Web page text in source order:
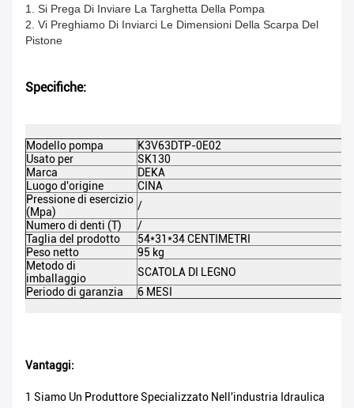
1. Si Prega Di Inviare La Targhetta Della Pompa
2. Vi Preghiamo Di Inviarci Le Dimensioni Della Scarpa Del
Pistone
Specifiche:
Modello pompa
K3V63DTP-0E02
Usato per
SK130
Marca
DEKA
Luogo d'origine
CINA
Pressione di esercizio
(Mpa)
/
Numero di denti (T)
/
Taglia del prodotto
54*31*34 CENTIMETRI
Peso netto
95 kg
Metodo di
imballaggio
SCATOLA DI LEGNO
Periodo di garanzia
6 MESI
Vantaggi:
1 Siamo Un Produttore Specializzato Nell'industria Idraulica